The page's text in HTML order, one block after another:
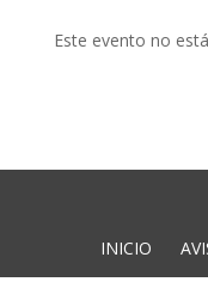
Este evento no
INICIO